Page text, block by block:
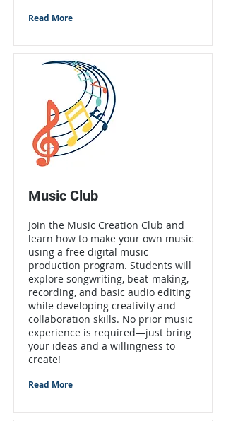
Read More
Music Club
Join the Music Creation Club and
learn how to make your own music
using a free digital music
production program. Students will
explore songwriting, beat-making,
recording, and basic audio editing
while developing creativity and
collaboration skills. No prior music
experience is required—just bring
your ideas and a willingness to
create!
Read More